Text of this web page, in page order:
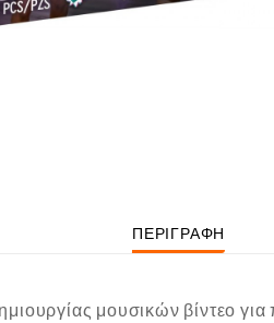
ΠΕΡΙΓΡΑΦΉ
μουσικών βίντεο